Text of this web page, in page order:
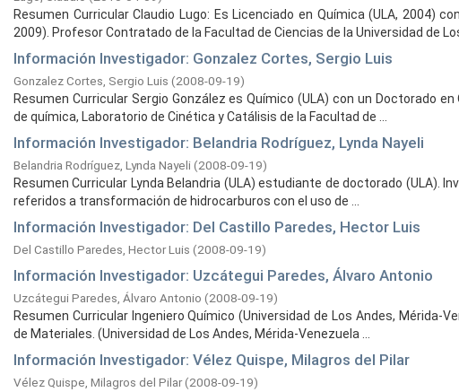
Resumen Curricular Claudio Lugo: Es Licenciado en Química (ULA, 2004)
2009). Profesor Contratado de la Facultad de Ciencias de la Universidad de Los
Información Investigador: Gonzalez Cortes, Sergio Luis
Gonzalez Cortes, Sergio Luis (2008-09-19)
Resumen Curricular Sergio González es Químico (ULA) con un Doctorado
de química, Laboratorio de Cinética y Catálisis de la Facultad de ...
Información Investigador: Belandria Rodríguez, Lynda Nayeli
Belandria Rodríguez, Lynda Nayeli(2008-09-19)
Resumen Curricular Lynda Belandria (ULA) estudiante de doctorado (ULA).
referidos a transformación de hidrocarburos con el uso de ...
Información Investigador: Del Castillo Paredes, Hector Luis
Del Castillo Paredes, Hector Luis (2008-09-19)
Información Investigador: Uzcátegui Paredes, Álvaro Antonio
Uzcátegui Paredes, Álvaro Antonio (2008-09-19)
Resumen Curricular Ingeniero Químico (Universidad de Los Andes, Mérida-
de Materiales. (Universidad de Los Andes, Mérida-Venezuela ...
Información Investigador: Vélez Quispe, Milagros del Pilar
Vélez Quispe, Milagros del Pilar(2008-09-19)